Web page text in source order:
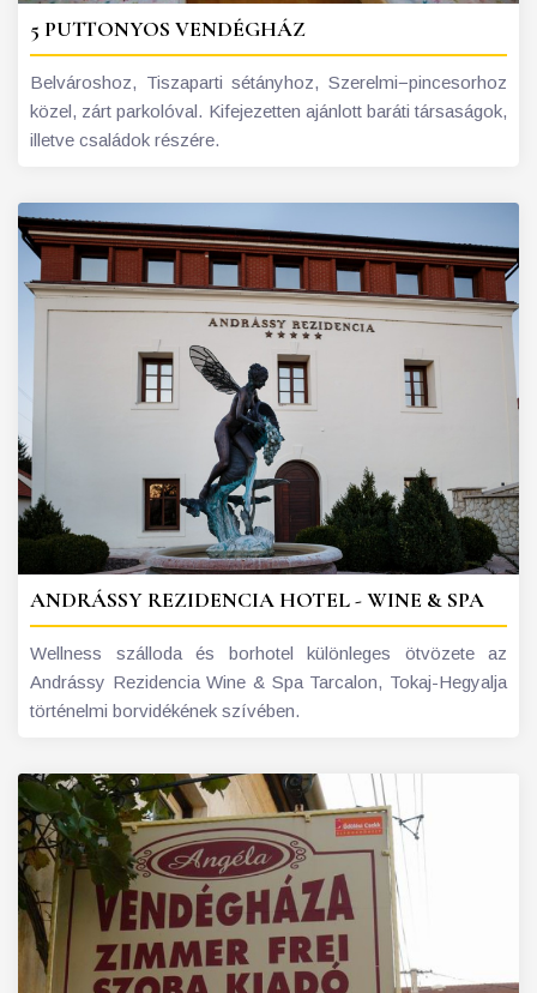
5 PUTTONYOS VENDÉGHÁZ
Belvároshoz, Tiszaparti sétányhoz, Szerelmi−pincesorhoz
közel, zárt parkolóval. Kifejezetten ajánlott baráti társaságok,
illetve családok részére.
ANDRÁSSY REZIDENCIA HOTEL - WINE & SPA
Wellness szálloda és borhotel különleges ötvözete az
Andrássy Rezidencia Wine & Spa Tarcalon, Tokaj-Hegyalja
történelmi borvidékének szívében.